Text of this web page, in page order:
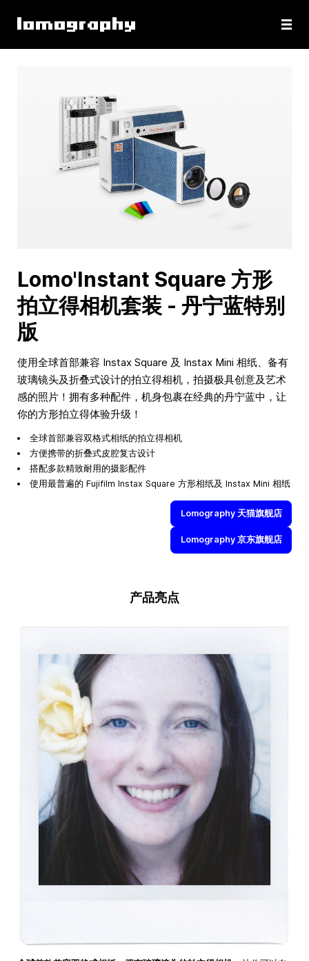
Lomo'Instant Square 方形
拍立得相机套装 - 丹宁蓝特别
版
使用全球首部兼容 Instax Square 及 Instax Mini 相纸、备有
玻璃镜头及折叠式设计的拍立得相机，拍摄极具创意及艺术
感的照片！拥有多种配件，机身包裹在经典的丹宁蓝中，让
你的方形拍立得体验升级！
全球首部兼容双格式相纸的拍立得相机
方便携带的折叠式皮腔复古设计
搭配多款精致耐用的摄影配件
使用最普遍的 Fujifilm Instax Square 方形相纸及 Instax Mini 相纸
Lomography 天猫旗舰店
Lomography 京东旗舰店
产品亮点